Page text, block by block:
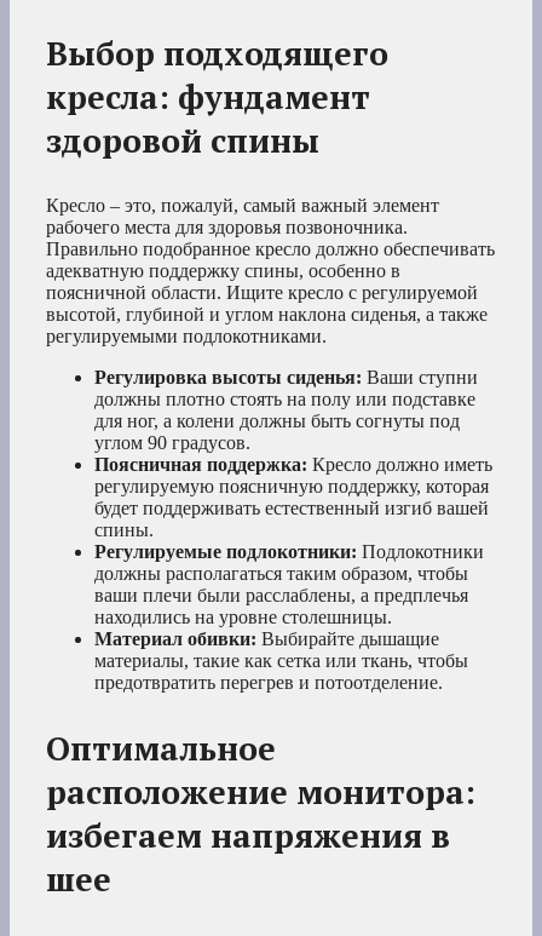
Выбор подходящего
кресла: фундамент
здоровой спины
Кресло – это, пожалуй, самый важный элемент
рабочего места для здоровья позвоночника.
Правильно подобранное кресло должно обеспечивать
адекватную поддержку спины, особенно в
поясничной области. Ищите кресло с регулируемой
высотой, глубиной и углом наклона сиденья, а также
регулируемыми подлокотниками.
Регулировка высоты сиденья: Ваши ступни
должны плотно стоять на полу или подставке
для ног, а колени должны быть согнуты под
углом 90 градусов.
Поясничная поддержка: Кресло должно иметь
регулируемую поясничную поддержку, которая
будет поддерживать естественный изгиб вашей
спины.
Регулируемые подлокотники: Подлокотники
должны располагаться таким образом, чтобы
ваши плечи были расслаблены, а предплечья
находились на уровне столешницы.
Материал обивки: Выбирайте дышащие
материалы, такие как сетка или ткань, чтобы
предотвратить перегрев и потоотделение.
Оптимальное
расположение монитора:
избегаем напряжения в
шее